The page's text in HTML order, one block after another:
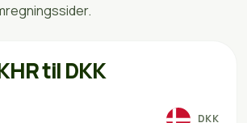
til DKK
DKK